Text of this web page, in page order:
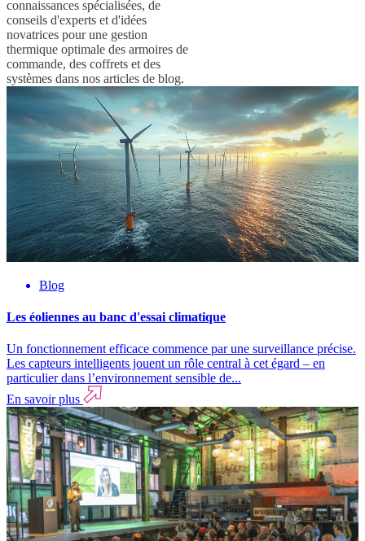
connaissances spécialisées, de
conseils d'experts et d'idées
novatrices pour une gestion
thermique optimale des armoires de
commande, des coffrets et des
systèmes dans nos articles de blog.
Blog
Les éoliennes au banc d'essai climatique
Un fonctionnement efficace commence par une surveillance précise.
Les capteurs intelligents jouent un rôle central à cet égard – en
particulier dans l’environnement sensible de...
En savoir plus